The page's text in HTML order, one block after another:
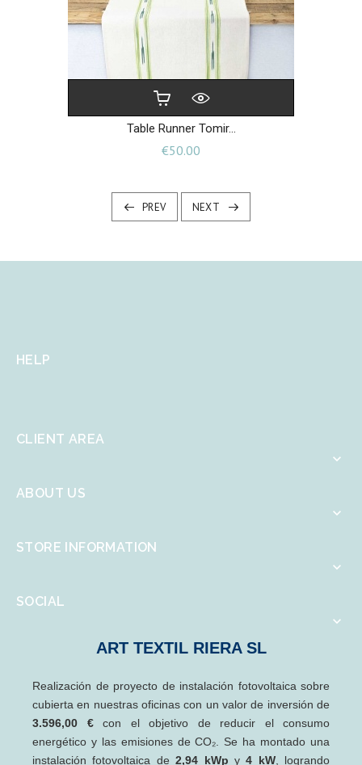
Table Runner Tomir...
€50.00
PREV NEXT
HELP
CLIENT AREA

ABOUT US

STORE INFORMATION

SOCIAL

ART TEXTIL RIERA SL
Realización de proyecto de instalación fotovoltaica sobre
cubierta en nuestras oficinas con un valor de inversión de
3.596,00 €con el objetivo de reducir el consumo
energético y las emisiones de CO₂. Se ha montado una
instalación fotovoltaica de2,94 kWp y4 kW, logrando